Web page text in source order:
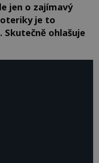
jen o zajímavý
je to
ohlašuje